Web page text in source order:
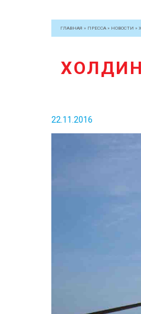
ГЛАВНАЯ » ПРЕССА » НОВОСТИ »
22.11.2016